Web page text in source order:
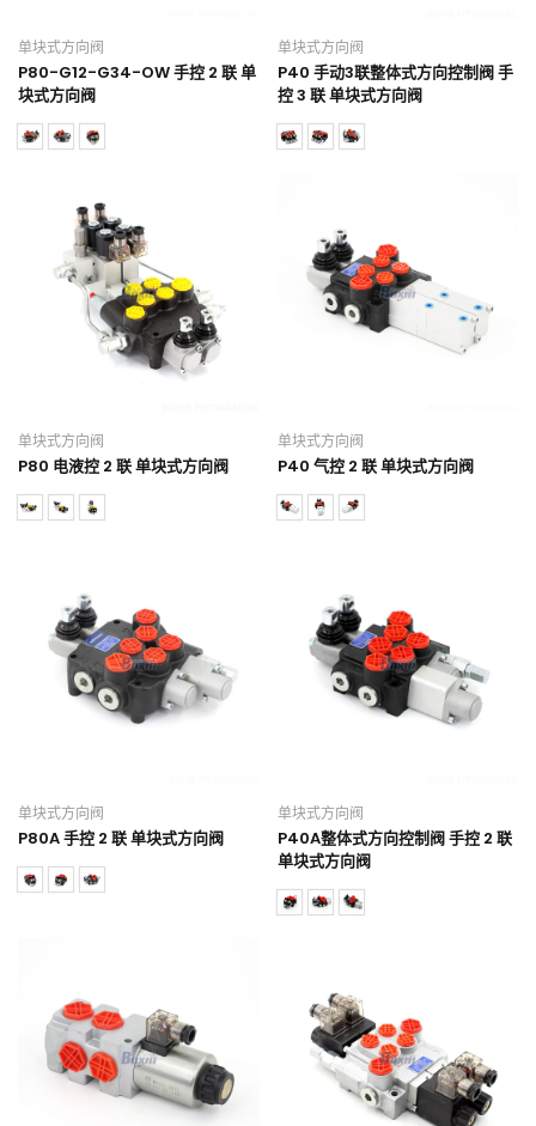
单块式方向阀
P80-G12-G34-OW 手控 2 联 单
块式方向阀
单块式方向阀
P40 手动3联整体式方向控制阀 手
控 3 联 单块式方向阀
单块式方向阀
P80 电液控 2 联 单块式方向阀
单块式方向阀
P40 气控 2 联 单块式方向阀
单块式方向阀
P80A 手控 2 联 单块式方向阀
单块式方向阀
P40A整体式方向控制阀 手控 2 联
单块式方向阀